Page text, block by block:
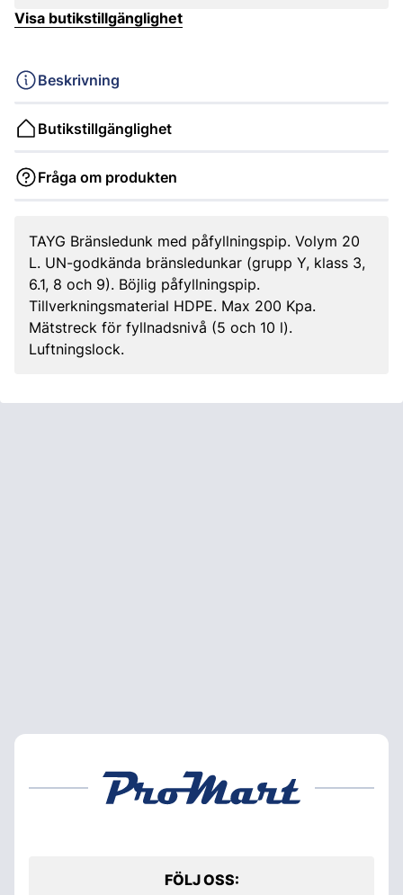
Visa butikstillgänglighet
Beskrivning
Butikstillgänglighet
Fråga om produkten
TAYG Bränsledunk med påfyllningspip. Volym 20
L. UN-godkända bränsledunkar (grupp Y, klass 3,
6.1, 8 och 9). Böjlig påfyllningspip.
Tillverkningsmaterial HDPE. Max 200 Kpa.
Mätstreck för fyllnadsnivå (5 och 10 l).
Luftningslock.
FÖLJ OSS: